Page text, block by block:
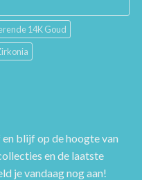
14K Goud
blijf op de hoogte van
en de laatste
je vandaag nog aan!